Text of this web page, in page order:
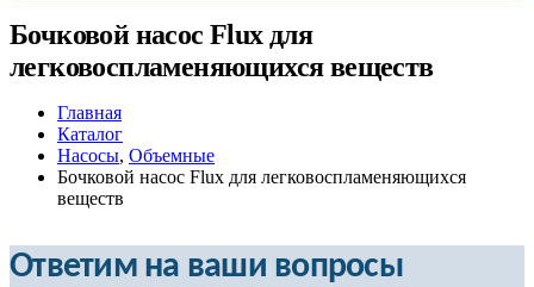
Бочковой насос Flux для
легковоспламеняющихся веществ
Главная
Каталог
Насосы, Объемные
Бочковой насос Flux для легковоспламеняющихся
веществ
Ответим на ваши вопросы